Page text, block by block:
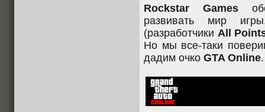
Rockstar Games
развивать мир
(разработчики All
Но мы все-таки
дадим очко GTA Online.